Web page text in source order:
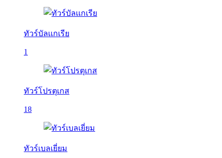
ทัวร์บัลเเกเรีย
1
ทัวร์โปรตุเกส
18
ทัวร์เบลเยี่ยม